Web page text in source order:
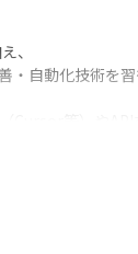
、
自動化技術を習
AIに読み込ませ
タシートから必